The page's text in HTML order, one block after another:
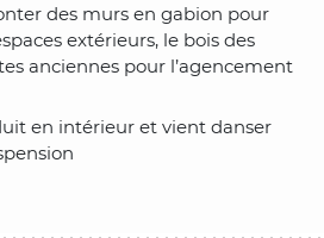
des murs en gabion pour
extérieurs, le bois des
anciennes pour l’agencement
en intérieur et vient danser